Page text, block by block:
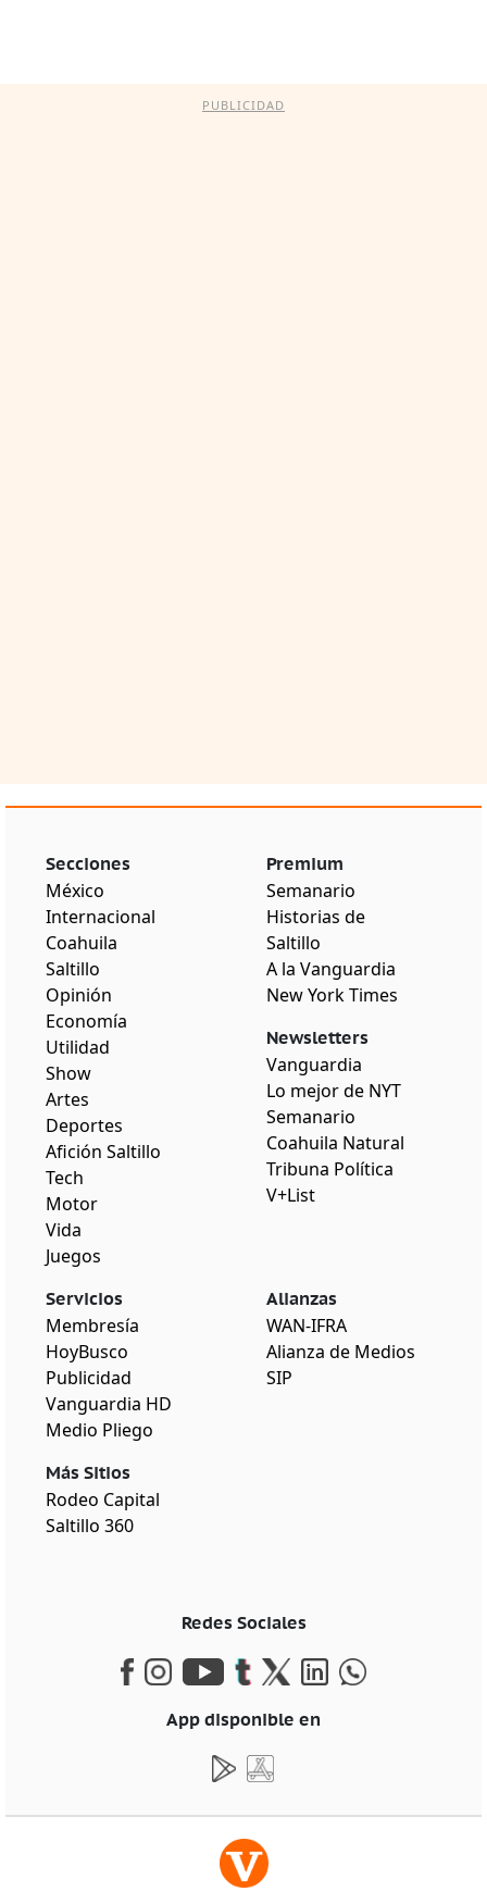
PUBLICIDAD
Secciones
México
Internacional
Coahuila
Saltillo
Opinión
Economía
Utilidad
Show
Artes
Deportes
Afición Saltillo
Tech
Motor
Vida
Juegos
Premium
Semanario
Historias de
Saltillo
A la Vanguardia
New York Times
Newsletters
Vanguardia
Lo mejor de NYT
Semanario
Coahuila Natural
Tribuna Política
V+List
Servicios
Membresía
HoyBusco
Publicidad
Vanguardia HD
Medio Pliego
Más Sitios
Rodeo Capital
Saltillo 360
Alianzas
WAN-IFRA
Alianza de Medios
SIP
Redes Sociales
App disponible en